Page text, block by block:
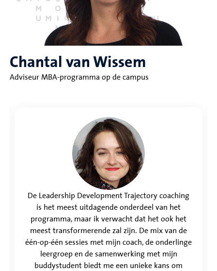
Chantal van Wissem
Adviseur MBA-programma op de campus
De Leadership Development Trajectory coaching
is het meest uitdagende onderdeel van het
programma, maar ik verwacht dat het ook het
meest transformerende zal zijn. De mix van de
één-op-één sessies met mijn coach, de onderlinge
leergroep en de samenwerking met mijn
buddystudent biedt me een unieke kans om